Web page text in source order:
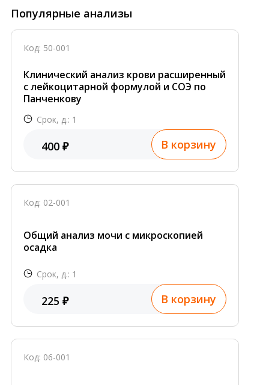
Популярные анализы
Код: 50-001
Клинический анализ крови расширенный
с лейкоцитарной формулой и СОЭ по
Панченкову
Срок, д.: 1
400 ₽ В корзину
Код: 02-001
Общий анализ мочи с микроскопией
осадка
Срок, д.: 1
225 ₽ В корзину
Код: 06-001